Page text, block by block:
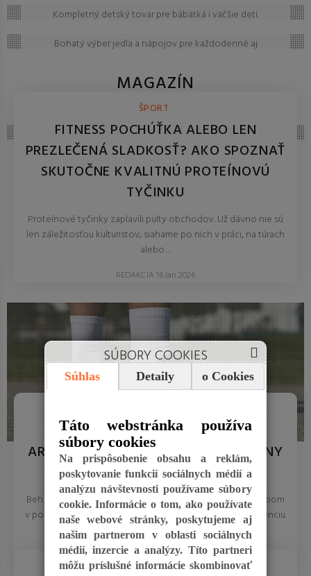
prevenciu aj liečbu. Všetko pre vašu vitalitu.
Kompletný detský tovar pre bábätká i väčšie deti.
každodennú starostlivosť o dieťa.
Jedlo a nápoje
Bohatý výber jedla a nápojov pre každodenné aj
nápoje a výberový alkohol na jednom mieste.
MAGAZÍN
NOVINKY, TECHNOLÓGIE, BLOG
ŠPORT
FITNESS POCHÚŤKA ALEBO LEN
PREZLEČENÁ SLADKOSŤ? AKO SPOZNAŤ
SKUTOČNE KVALITNÚ PROTEÍNOVÚ
TYČINKU
Proteínové tyčinky zaplavili pulty obchodov. Už dávno nie sú
len záležitosťou kulturistov; siahame po nich v práci, na túrach
alebo ...
REDAKCIA 16.Jan.2026
SMART BEŽECKÉ TENISKY UNDER
ARMOUR VELOCITY AI: VÁŠ DIGITÁLNY
KOUČ.
Beh bez zranení vďaka dátam. Otestovali sme tenisky s čipom
v podrážke, ktorý analyzuje váš došľap, dĺžku kroku a kadenciu.
...
REDAKCIA 27.Mar.2026
INŠPIRÁCIE, RADY, TIPY A NÁPADY
SÚBORY COOKIES
Súhlas Detaily o Cookies
Táto webstránka používa
súbory cookies
Na prispôsobenie obsahu a reklám,
poskytovanie funkcií sociálnych médií a
analýzu návštevnosti používame súbory
cookie. Informácie o tom, ako používate
naše webové stránky, poskytujeme aj
našim partnerom v oblasti sociálnych
médií, inzercie a analýzy. Títo partneri
môžu príslušné informácie skombinovať